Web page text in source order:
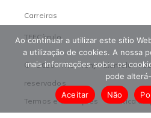
Carreiras
TEFCírculo
© 2026 The Tony Elumelu
reservados
Termos e condições
Política de
Ao continuar a utilizar este sítio
a utilização de cookies. A nossa
mais informações sobre os
pode
Aceitar
Não